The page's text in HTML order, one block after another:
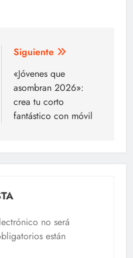
Siguiente
«Jóvenes que
asombran 2026»:
crea tu corto
fantástico con móvil
no será
están